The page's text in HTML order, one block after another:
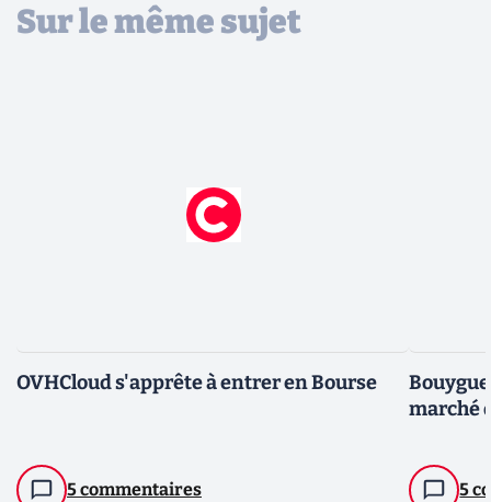
Sur le même sujet
OVHCloud s'apprête à entrer en Bourse
5 commentaires
marché
5